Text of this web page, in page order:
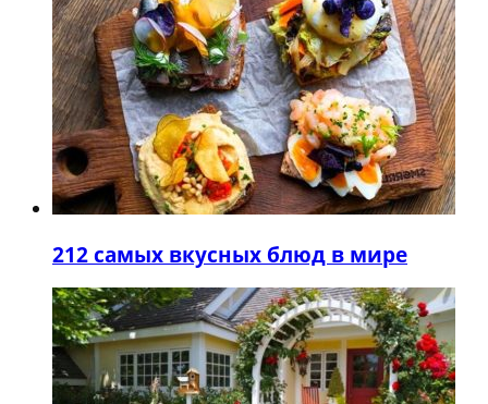
212 самых вкусных блюд в мире